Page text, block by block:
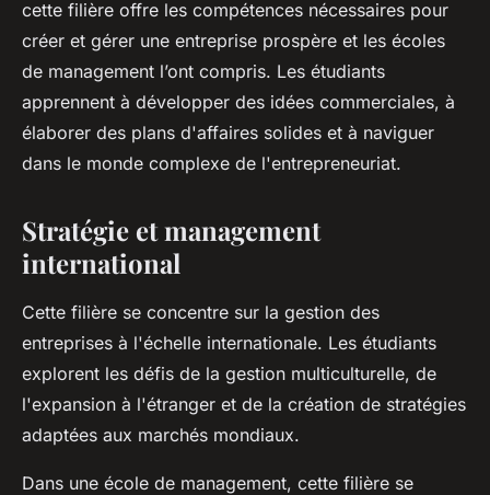
cette filière offre les compétences nécessaires pour
créer et gérer une entreprise prospère et les écoles
de management l’ont compris. Les étudiants
apprennent à développer des idées commerciales, à
élaborer des plans d'affaires solides et à naviguer
dans le monde complexe de l'entrepreneuriat.
Stratégie et management
international
Cette filière se concentre sur la gestion des
entreprises à l'échelle internationale. Les étudiants
explorent les défis de la gestion multiculturelle, de
l'expansion à l'étranger et de la création de stratégies
adaptées aux marchés mondiaux.
Dans une école de management, cette filière se